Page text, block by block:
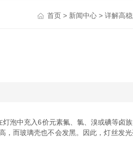
首页 > 新闻中心 > 详解高
泡中充入6价元素氟、氯、溴或碘等卤
而玻璃壳也不会发黑。因此，灯丝发